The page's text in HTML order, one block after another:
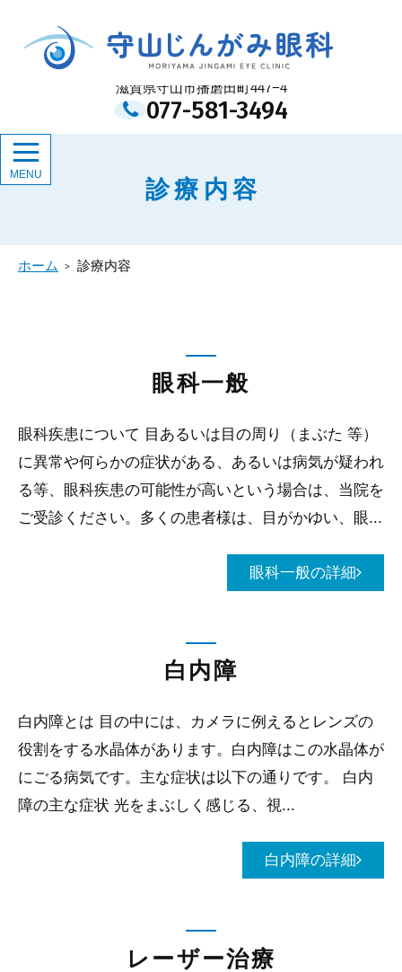
守山じんがみ眼科
滋賀県守山市播磨田町447−4
077-581-3494
ホーム 診療内容
診療内容
眼科一般
眼科疾患について 目あるいは目の周り（まぶた 等）
に異常や何らかの症状がある、あるいは病気が疑われ
る等、眼科疾患の可能性が高いという場合は、当院を
ご受診ください。多くの患者様は、目がかゆい、眼...
眼科一般の詳細
白内障
白内障とは 目の中には、カメラに例えるとレンズの
役割をする水晶体があります。白内障はこの水晶体が
にごる病気です。主な症状は以下の通りです。 白内
障の主な症状 光をまぶしく感じる、視...
白内障の詳細
レーザー治療